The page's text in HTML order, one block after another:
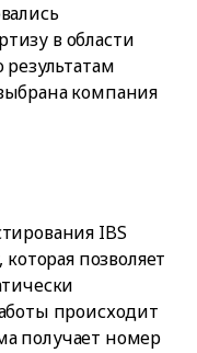
в области
результатам
компания
IBS
позволяет
происходит
получает номер